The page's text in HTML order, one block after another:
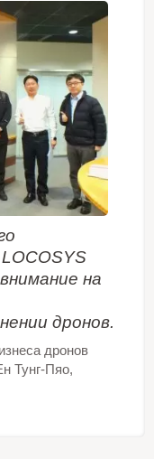
на
дронов.
дронов
Тунг-Пяо,